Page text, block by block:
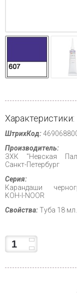
Характеристики:
ШтрихКод:
Производитель:
ЗХК "Невская
Санкт-Петербург
Серия:
Карандаши
KOH-I-NOOR
Свойства:Туба 18 мл.